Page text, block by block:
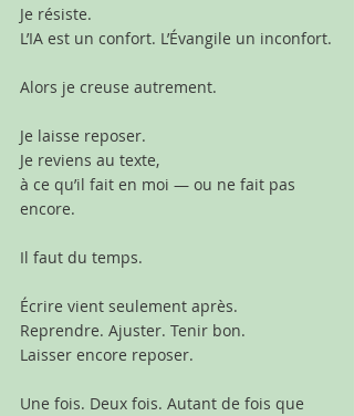
Je résiste.
L’IA est un confort. L’Évangile un inconfort.
Alors je creuse autrement.
Je laisse reposer.
Je reviens au texte,
à ce qu’il fait en moi — ou ne fait pas
encore.
Il faut du temps.
Écrire vient seulement après.
Reprendre. Ajuster. Tenir bon.
Laisser encore reposer.
Une fois. Deux fois. Autant de fois que